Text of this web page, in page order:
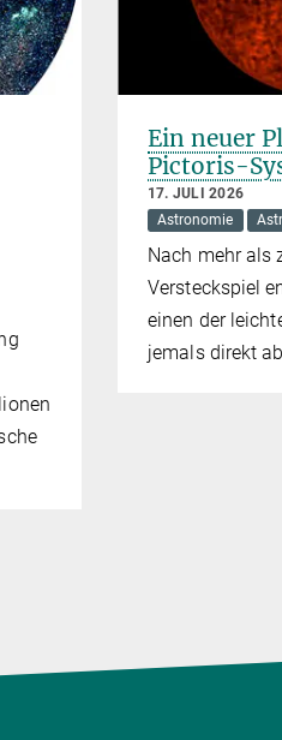
Ein neuer
Pictoris-
17. JULI 2026
Astronomie
Nach mehr als
Versteckspiel
einen der
jemals direkt